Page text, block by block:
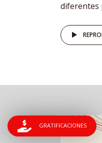
diferentes
GRATIFICACIONES